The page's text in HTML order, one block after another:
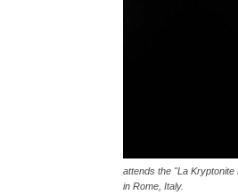
attends the "La Kryptonite
in Rome, Italy.